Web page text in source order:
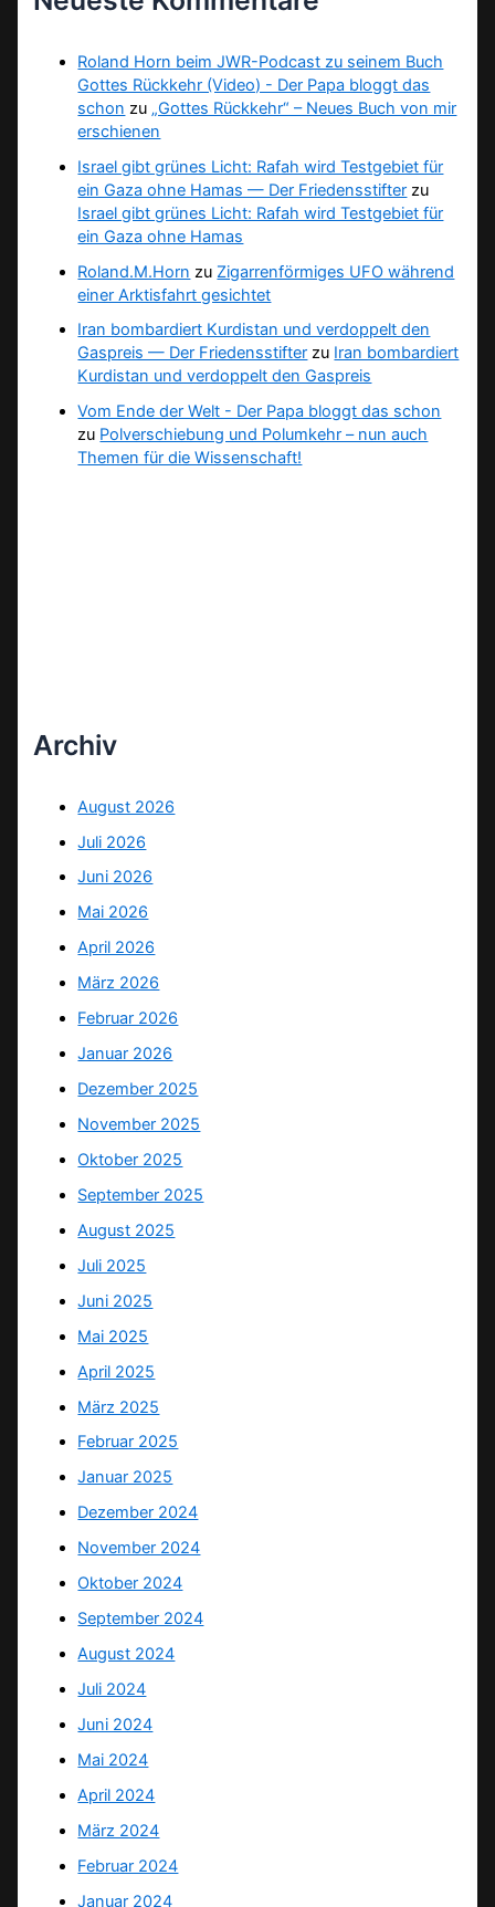
Roland Horn beim JWR-Podcast zu seinem Buch
Gottes Rückkehr (Video) - Der Papa bloggt das
schon zu „Gottes Rückkehr“ – Neues Buch von mir
erschienen
Israel gibt grünes Licht: Rafah wird Testgebiet für
ein Gaza ohne Hamas — Der Friedensstifter zu
Israel gibt grünes Licht: Rafah wird Testgebiet für
ein Gaza ohne Hamas
Roland.M.Horn zu Zigarrenförmiges UFO während
einer Arktisfahrt gesichtet
Iran bombardiert Kurdistan und verdoppelt den
Gaspreis — Der Friedensstifter zu Iran bombardiert
Kurdistan und verdoppelt den Gaspreis
Vom Ende der Welt - Der Papa bloggt das schon
zu Polverschiebung und Polumkehr – nun auch
Themen für die Wissenschaft!
Archiv
August 2026
Juli 2026
Juni 2026
Mai 2026
April 2026
März 2026
Februar 2026
Januar 2026
Dezember 2025
November 2025
Oktober 2025
September 2025
August 2025
Juli 2025
Juni 2025
Mai 2025
April 2025
März 2025
Februar 2025
Januar 2025
Dezember 2024
November 2024
Oktober 2024
September 2024
August 2024
Juli 2024
Juni 2024
Mai 2024
April 2024
März 2024
Februar 2024
Januar 2024